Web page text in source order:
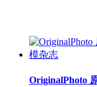
OriginalPhoto